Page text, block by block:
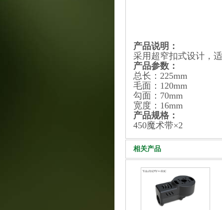
产品说明：
采用超窄扣式设计，
产品参数：
总长：225mm
毛面：120mm
勾面：70mm
宽度：16mm
产品规格：
450魔术带×2
相关产品